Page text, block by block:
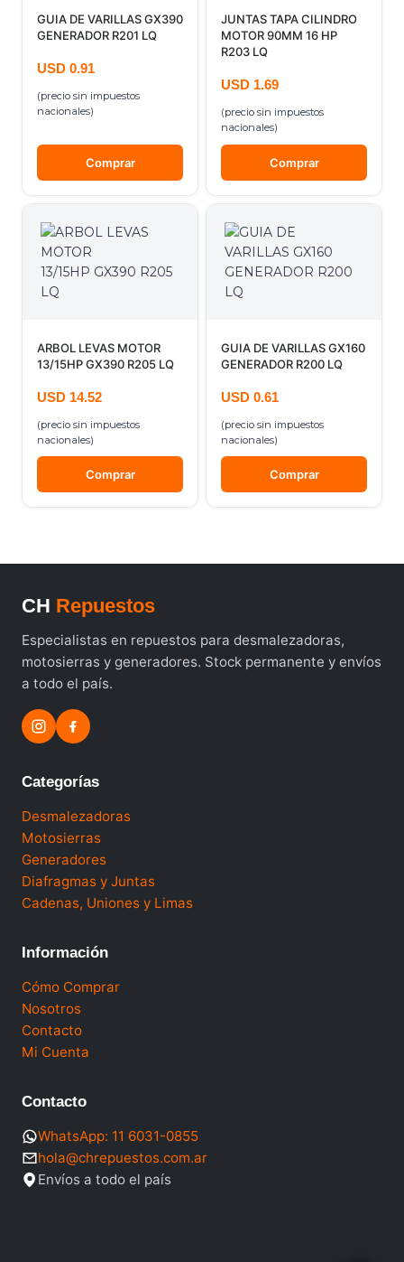
GUIA DE VARILLAS GX390
GENERADOR R201 LQ
USD 0.91
(precio sin impuestos
nacionales)
Comprar
JUNTAS TAPA CILINDRO
MOTOR 90MM 16 HP
R203 LQ
USD 1.69
(precio sin impuestos
nacionales)
Comprar
ARBOL LEVAS MOTOR
13/15HP GX390 R205 LQ
USD 14.52
(precio sin impuestos
nacionales)
Comprar
GUIA DE VARILLAS GX160
GENERADOR R200 LQ
USD 0.61
(precio sin impuestos
nacionales)
Comprar
CH Repuestos
Especialistas en repuestos para desmalezadoras,
motosierras y generadores. Stock permanente y envíos
a todo el país.
Categorías
Desmalezadoras
Motosierras
Generadores
Diafragmas y Juntas
Cadenas, Uniones y Limas
Información
Cómo Comprar
Nosotros
Contacto
Mi Cuenta
Contacto
WhatsApp: 11 6031-0855
hola@chrepuestos.com.ar
Envíos a todo el país